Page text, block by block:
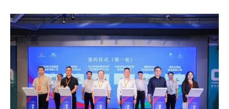
2025-06-16